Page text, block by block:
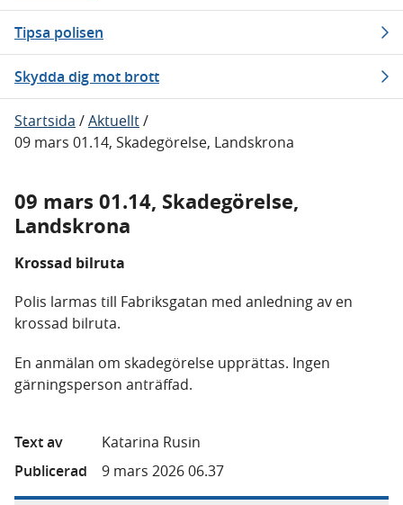
Tipsa polisen
Skydda dig mot brott
Startsida /Aktuellt/
09 mars 01.14, Skadegörelse, Landskrona
09 mars 01.14, Skadegörelse,
Landskrona
Krossad bilruta
Polis larmas till Fabriksgatan med anledning av en
krossad bilruta.
En anmälan om skadegörelse upprättas. Ingen
gärningsperson anträffad.
Text av
Katarina Rusin
Publicerad
9 mars 2026 06.37